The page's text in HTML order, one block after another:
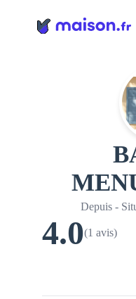
Depuis -
4.0(1 avis)